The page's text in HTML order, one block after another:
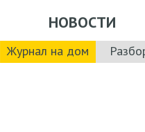
НОВОСТИ
Журнал на дом